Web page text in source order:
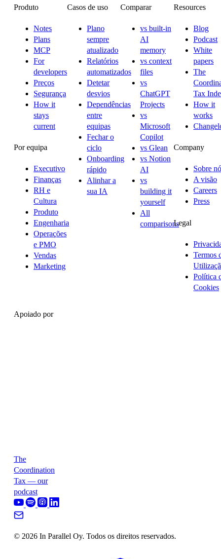
Produto
Notes
Plans
MCP
For
developers
Preços
Segurança
How it
stays
current
Por equipa
Executivo
Finanças
RH e
Cultura
Produto
Engenharia
Operações
e PMO
Vendas
Marketing
Casos de uso
Plano
sempre
atualizado
Relatórios
automatizados
Detetar
desvios
Dependências
entre
equipas
Fechar o
ciclo
Onboarding
rápido
Alinhar a
sua IA
Comparar
vs built-in
AI
memory
vs context
files
vs
ChatGPT
Projects
vs
Microsoft
Copilot
vs Glean
vs Notion
AI
vs
building it
yourself
All
comparisons
Resources
Blog
Podcast
White
papers
The
Tax
How it
works
Company
Sobre
A visão
Careers
Press
Legal
Termos
Política
Cookies
Apoiado por
The
Coordination
Tax — our
podcast
© 2026 In Parallel Oy. Todos os direitos reservados.